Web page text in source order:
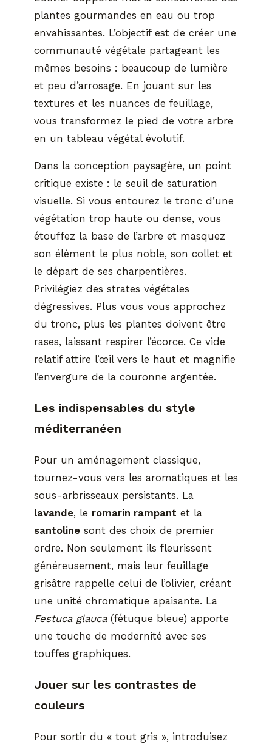
plantes gourmandes en eau ou trop
envahissantes. L’objectif est de créer une
communauté végétale partageant les
mêmes besoins : beaucoup de lumière
et peu d’arrosage. En jouant sur les
textures et les nuances de feuillage,
vous transformez le pied de votre arbre
en un tableau végétal évolutif.
Dans la conception paysagère, un point
critique existe : le seuil de saturation
visuelle. Si vous entourez le tronc d’une
végétation trop haute ou dense, vous
étouffez la base de l’arbre et masquez
son élément le plus noble, son collet et
le départ de ses charpentières.
Privilégiez des strates végétales
dégressives. Plus vous vous approchez
du tronc, plus les plantes doivent être
rases, laissant respirer l’écorce. Ce vide
relatif attire l’œil vers le haut et magnifie
l’envergure de la couronne argentée.
Les indispensables du style
méditerranéen
Pour un aménagement classique,
tournez-vous vers les aromatiques et les
sous-arbrisseaux persistants. La
lavande, le romarin rampant et la
santoline sont des choix de premier
ordre. Non seulement ils fleurissent
généreusement, mais leur feuillage
grisâtre rappelle celui de l’olivier, créant
une unité chromatique apaisante. La
Festuca glauca(fétuque bleue) apporte
une touche de modernité avec ses
touffes graphiques.
Jouer sur les contrastes de
couleurs
Pour sortir du « tout gris », introduisez